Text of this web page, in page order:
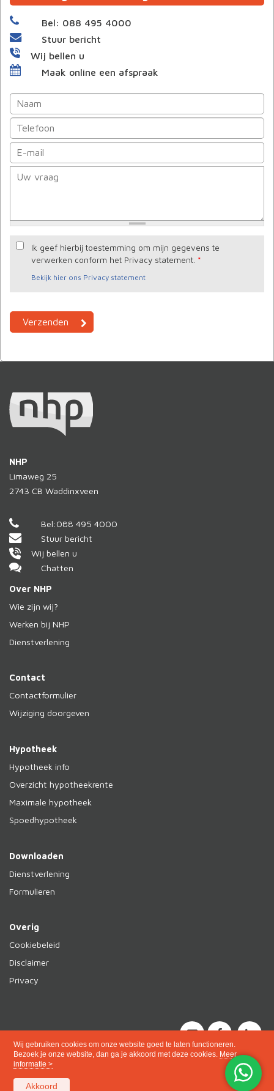
Wij gebruiken cookies om onze website goed te laten functioneren.
Bezoek je onze website, dan ga je akkoord met deze cookies. Meer
informatie >
Akkoord
Bel: 088 495 4000
Stuur bericht
Wij bellen u
Maak online een afspraak
Ik geef hierbij toestemming om mijn gegevens te
verwerken conform het Privacy statement. *
Bekijk hier ons Privacy statement
NHP
Limaweg 25
2743 CB Waddinxveen
Bel:088 495 4000
Stuur bericht
Wij bellen u
Chatten
Over NHP
Wie zijn wij?
Werken bij NHP
Dienstverlening
Contact
Contactformulier
Wijziging doorgeven
Hypotheek
Hypotheek info
Overzicht hypotheekrente
Maximale hypotheek
Spoedhypotheek
Downloaden
Dienstverlening
Formulieren
Overig
Cookiebeleid
Disclaimer
Privacy